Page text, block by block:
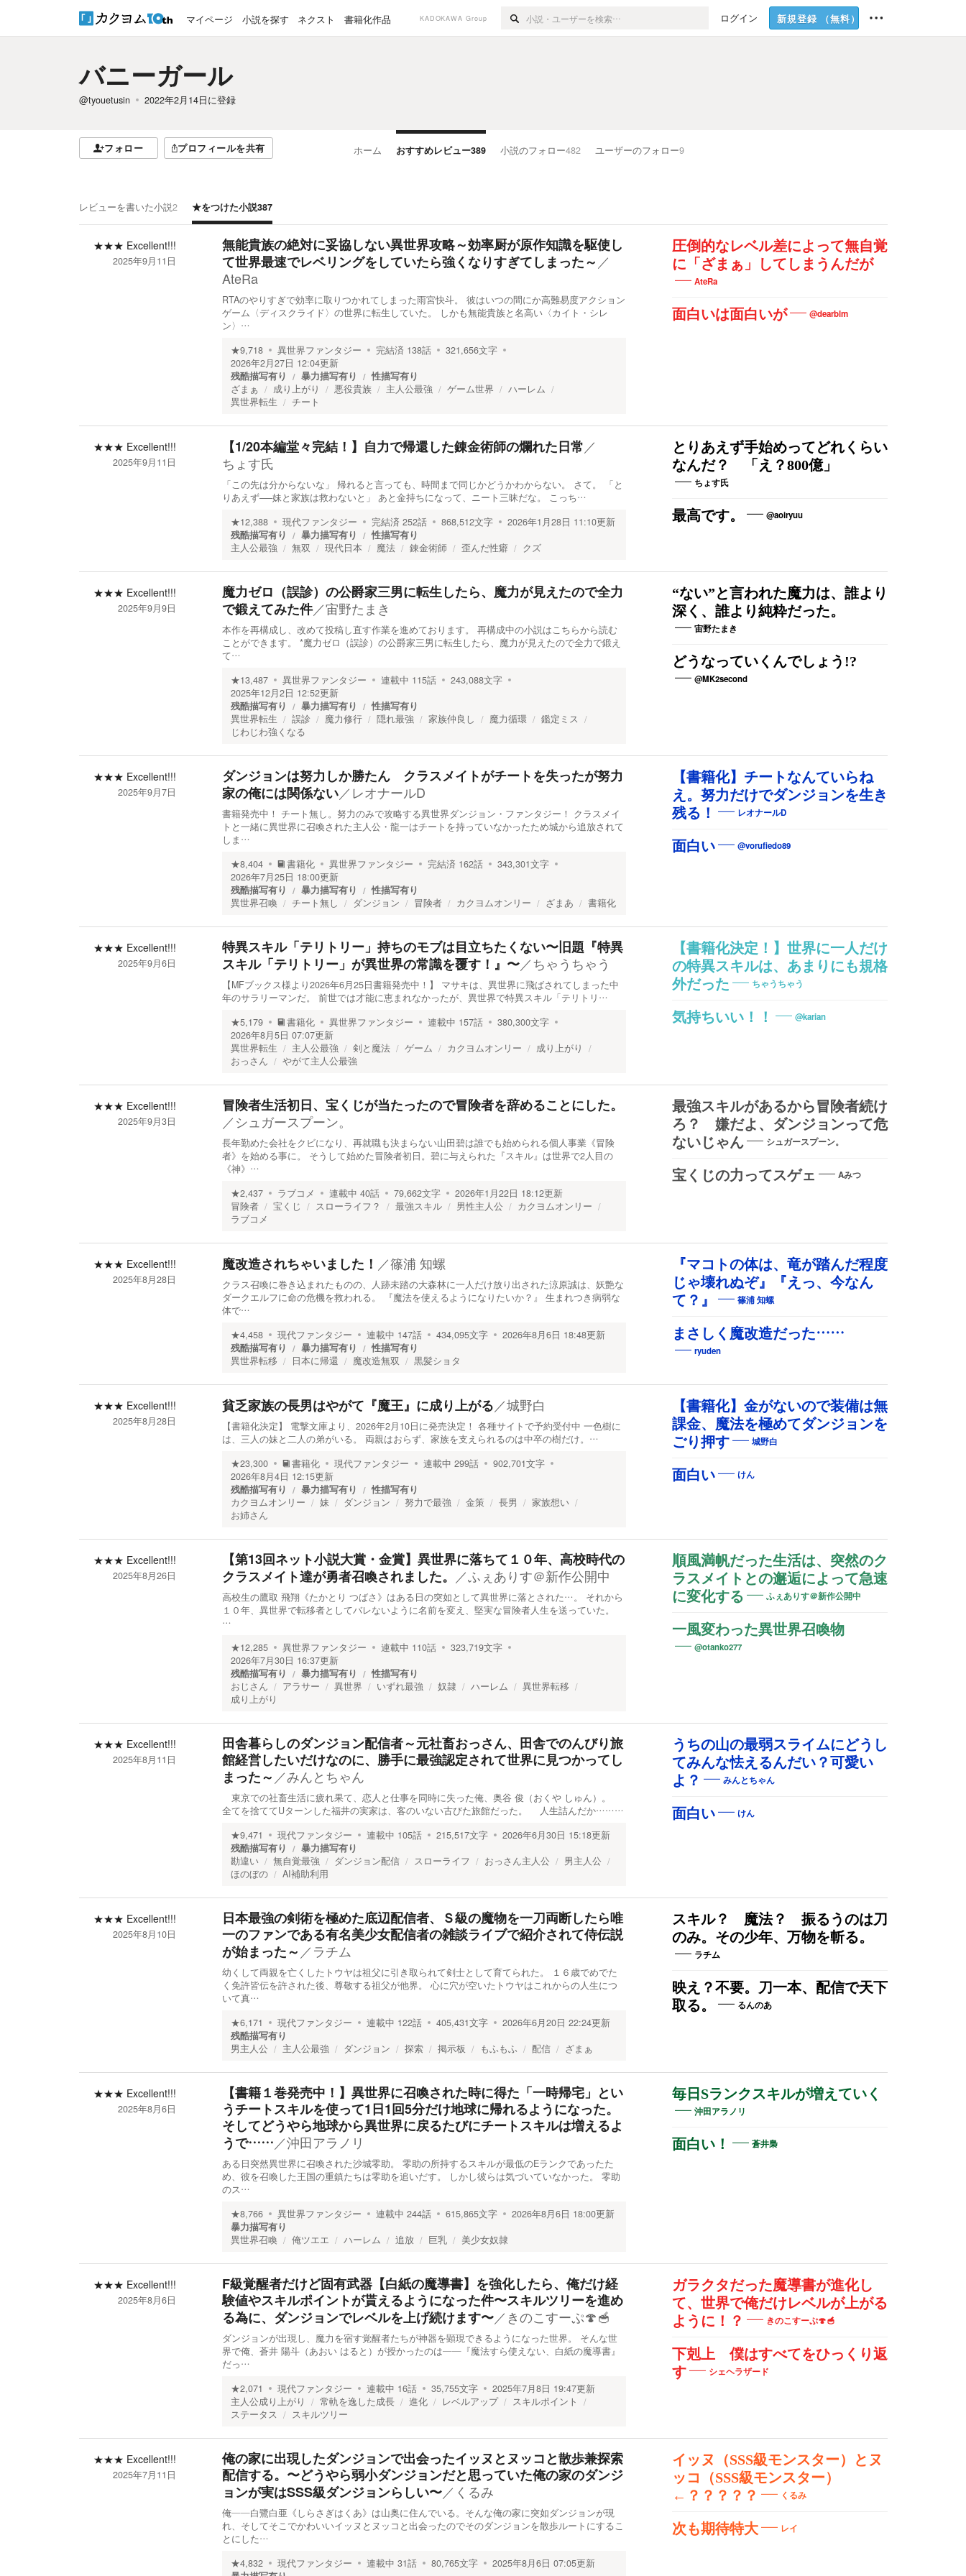
マイページ 小説を探す ネクスト 書籍化作品 KADOKAWA Group ログイン 新規登録 （無料）
バニーガール
@tyouetusin 2022年2月14日に登録
フォロー プロフィールを共有 ホーム おすすめレビュー389 小説のフォロー482 ユーザーのフォロー9
レビューを書いた小説2 ★をつけた小説387
★★★ Excellent!!!
2025年9月11日
無能貴族の絶対に妥協しない異世界攻略～効率厨が原作知識を駆使し
て世界最速でレベリングをしていたら強くなりすぎてしまった～ ／
AteRa
RTAのやりすぎで効率に取りつかれてしまった雨宮快斗。 彼はいつの間にか高難易度アクション
ゲーム〈ディスクライド〉の世界に転生していた。 しかも無能貴族と名高い〈カイト・シレ
ン〉…
★9,718 異世界ファンタジー 完結済 138話 321,656文字
2026年2月27日 12:04更新
残酷描写有り
暴力描写有り
性描写有り
ざまぁ
成り上がり 悪役貴族 主人公最強 ゲーム世界
ハーレム
異世界転生
チート
圧倒的なレベル差によって無自覚
に「ざまぁ」してしまうんだが
AteRa
面白いは面白いが @dearblm
★★★ Excellent!!!
2025年9月11日
【1/20本編堂々完結！】自力で帰還した錬金術師の爛れた日常／
ちょす氏
「この先は分からないな」 帰れると言っても、時間まで同じかどうかわからない。 さて。 「と
りあえず──妹と家族は救わないと」 あと金持ちになって、ニート三昧だな。 こっち…
★12,388 現代ファンタジー 完結済 252話 868,512文字 2026年1月28日 11:10更新
残酷描写有り
暴力描写有り
性描写有り
主人公最強
無双 現代日本 魔法 錬金術師 歪んだ性癖 クズ
とりあえず手始めってどれくらい
なんだ？ 「え？800億」
ちょす氏
最高です。 @aoiryuu
★★★ Excellent!!!
2025年9月9日
魔力ゼロ（誤診）の公爵家三男に転生したら、魔力が見えたので全力
で鍛えてみた件／宙野たまき
本作を再構成し、改めて投稿し直す作業を進めております。 再構成中の小説はこちらから読む
ことができます。 *魔力ゼロ（誤診）の公爵家三男に転生したら、魔力が見えたので全力で鍛え
て…
★13,487 異世界ファンタジー 連載中 115話 243,088文字
2025年12月2日 12:52更新
残酷描写有り
暴力描写有り
性描写有り
異世界転生
誤診 魔力修行 隠れ最強 家族仲良し 魔力循環
鑑定ミス
じわじわ強くなる
“ない”と言われた魔力は、誰より
深く、誰より純粋だった。
宙野たまき
どうなっていくんでしょう!?
@MK2second
★★★ Excellent!!!
2025年9月7日
ダンジョンは努力しか勝たん クラスメイトがチートを失ったが努力
家の俺には関係ない／レオナールD
書籍発売中！ チート無し。努力のみで攻略する異世界ダンジョン・ファンタジー！ クラスメイ
トと一緒に異世界に召喚された主人公・龍一はチートを持っていなかったため城から追放されて
しま…
★8,404 書籍化 異世界ファンタジー 完結済 162話 343,301文字
2026年7月25日 18:00更新
残酷描写有り
暴力描写有り
性描写有り
異世界召喚
チート無し ダンジョン 冒険者 カクヨムオンリー ざまあ 書籍化
【書籍化】チートなんていらね
え。努力だけでダンジョンを生き
残る！
レオナールD
面白い @vorufiedo89
★★★ Excellent!!!
2025年9月6日
特異スキル「テリトリー」持ちのモブは目立ちたくない〜旧題『特異
スキル「テリトリー」が異世界の常識を覆す！』〜／ちゃうちゃう
【MFブックス様より2026年6月25日書籍発売中！】 マサキは、異世界に飛ばされてしまった中
年のサラリーマンだ。 前世では才能に恵まれなかったが、異世界で特異スキル「テリトリ…
★5,179 書籍化 異世界ファンタジー 連載中 157話 380,300文字
2026年8月5日 07:07更新
異世界転生
主人公最強 剣と魔法 ゲーム カクヨムオンリー
成り上がり
おっさん
やがて主人公最強
【書籍化決定！】世界に一人だけ
の特異スキルは、あまりにも規格
外だった
ちゃうちゃう
気持ちいい！！ @karian
★★★ Excellent!!!
2025年9月3日
冒険者生活初日、宝くじが当たったので冒険者を辞めることにした。
／シュガースプーン。
長年勤めた会社をクビになり、再就職も決まらない山田碧は誰でも始められる個人事業《冒険
者》を始める事に。 そうして始めた冒険者初日。碧に与えられた『スキル』は世界で2人目の
《神》…
★2,437 ラブコメ 連載中 40話 79,662文字 2026年1月22日 18:12更新
冒険者
宝くじ スローライフ？ 最強スキル 男性主人公
カクヨムオンリー
ラブコメ
最強スキルがあるから冒険者続け
ろ？ 嫌だよ、ダンジョンって危
ないじゃん
シュガースプーン。
宝くじの力ってスゲェ Aみつ
★★★ Excellent!!!
2025年8月28日
魔改造されちゃいました！ ／篠浦 知螺
クラス召喚に巻き込まれたものの、人跡未踏の大森林に一人だけ放り出された涼原誠は、妖艶な
ダークエルフに命の危機を救われる。 『魔法を使えるようになりたいか？』 生まれつき病弱な
体で…
★4,458 現代ファンタジー 連載中 147話 434,095文字 2026年8月6日 18:48更新
残酷描写有り
暴力描写有り
性描写有り
異世界転移
日本に帰還 魔改造無双 黒髪ショタ
『マコトの体は、竜が踏んだ程度
じゃ壊れぬぞ』『えっ、今なん
て？』
篠浦 知螺
まさしく魔改造だった……
ryuden
★★★ Excellent!!!
2025年8月28日
貧乏家族の長男はやがて『魔王』に成り上がる／城野白
【書籍化決定】 電撃文庫より、2026年2月10日に発売決定！ 各種サイトで予約受付中 一色樹に
は、三人の妹と二人の弟がいる。 両親はおらず、家族を支えられるのは中卒の樹だけ。…
★23,300 書籍化 現代ファンタジー 連載中 299話 902,701文字
2026年8月4日 12:15更新
残酷描写有り
暴力描写有り
性描写有り
カクヨムオンリー
妹 ダンジョン 努力で最強 金策 長男
家族想い
お姉さん
【書籍化】金がないので装備は無
課金、魔法を極めてダンジョンを
ごり押す
城野白
面白い けん
★★★ Excellent!!!
2025年8月26日
【第13回ネット小説大賞・金賞】異世界に落ちて１０年、高校時代の
クラスメイト達が勇者召喚されました。 ／ふぇありす＠新作公開中
高校生の鷹取 飛翔《たかとり つばさ》はある日の突如として異世界に落とされた…。 それから
１０年、異世界で転移者としてバレないように名前を変え、堅実な冒険者人生を送っていた。
…
★12,285 異世界ファンタジー 連載中 110話 323,719文字
2026年7月30日 16:37更新
残酷描写有り
暴力描写有り
性描写有り
おじさん
アラサー 異世界 いずれ最強 奴隷 ハーレム
異世界転移
成り上がり
順風満帆だった生活は、突然のク
ラスメイトとの邂逅によって急速
に変化する
ふぇありす＠新作公開中
一風変わった異世界召喚物
@otanko277
★★★ Excellent!!!
2025年8月11日
田舎暮らしのダンジョン配信者～元社畜おっさん、田舎でのんびり旅
館経営したいだけなのに、勝手に最強認定されて世界に見つかってし
まった～ ／みんとちゃん
東京での社畜生活に疲れ果て、恋人と仕事を同時に失った俺、奥谷 俊（おくや しゅん）。
全てを捨ててUターンした福井の実家は、客のいない古びた旅館だった。 人生詰んだか………
★9,471 現代ファンタジー 連載中 105話 215,517文字 2026年6月30日 15:18更新
残酷描写有り
暴力描写有り
勘違い
無自覚最強 ダンジョン配信 スローライフ おっさん主人公
男主人公
ほのぼの
AI補助利用
うちの山の最弱スライムにどうし
てみんな怯えるんだい？可愛い
よ？
みんとちゃん
面白い けん
★★★ Excellent!!!
2025年8月10日
日本最強の剣術を極めた底辺配信者、Ｓ級の魔物を一刀両断したら唯
一のファンである有名美少女配信者の雑談ライブで紹介されて侍伝説
が始まった～ ／ラチム
幼くして両親を亡くしたトウヤは祖父に引き取られて剣士として育てられた。 １６歳でめでた
く免許皆伝を許された後、尊敬する祖父が他界。 心に穴が空いたトウヤはこれからの人生につ
いて真…
★6,171 現代ファンタジー 連載中 122話 405,431文字 2026年6月20日 22:24更新
残酷描写有り
男主人公
主人公最強 ダンジョン 探索 掲示板 もふもふ 配信 ざまぁ
スキル？ 魔法？ 振るうのは刀
のみ。その少年、万物を斬る。
ラチム
映え？不要。刀一本、配信で天下
取る。
るんのあ
★★★ Excellent!!!
2025年8月6日
【書籍１巻発売中！】異世界に召喚された時に得た「一時帰宅」とい
うチートスキルを使って1日1回5分だけ地球に帰れるようになった。
そしてどうやら地球から異世界に戻るたびにチートスキルは増えるよ
うで……／沖田アラノリ
ある日突然異世界に召喚された沙城零助。 零助の所持するスキルが最低のEランクであったた
め、彼を召喚した王国の重鎮たちは零助を追いだす。 しかし彼らは気づいていなかった。 零助
のス…
★8,766 異世界ファンタジー 連載中 244話 615,865文字 2026年8月6日 18:00更新
暴力描写有り
異世界召喚
俺ツエエ ハーレム 追放 巨乳 美少女奴隷
毎日Sランクスキルが増えていく
沖田アラノリ
面白い！ 蒼井梟
★★★ Excellent!!!
2025年8月6日
F級覚醒者だけど固有武器【白紙の魔導書】を強化したら、俺だけ経
験値やスキルポイントが貰えるようになった件〜スキルツリーを進め
る為に、ダンジョンでレベルを上げ続けます〜／ きのこすーぷ🍄🥣
ダンジョンが出現し、魔力を宿す覚醒者たちが神器を顕現できるようになった世界。 そんな世
界で俺、蒼井 陽斗（あおい はると）が授かったのは――『魔法すら使えない、白紙の魔導書』
だっ…
★2,071 現代ファンタジー 連載中 16話 35,755文字 2025年7月8日 19:47更新
主人公成り上がり
常軌を逸した成長 進化 レベルアップ
スキルポイント
ステータス
スキルツリー
ガラクタだった魔導書が進化し
て、世界で俺だけレベルが上がる
ように！？
きのこすーぷ🍄🥣
下剋上 僕はすべてをひっくり返
す
シェヘラザード
★★★ Excellent!!!
2025年7月11日
俺の家に出現したダンジョンで出会ったイッヌとヌッコと散歩兼探索
配信する。〜どうやら弱小ダンジョンだと思っていた俺の家のダンジ
ョンが実はSSS級ダンジョンらしい〜／ くるみ
俺――白鷺白亜《しらさぎはくあ》は山奥に住んでいる。そんな俺の家に突如ダンジョンが現
れ、そしてそこでかわいいイッヌとヌッコと出会ったのでそのダンジョンを散歩ルートにするこ
とにした…
★4,832 現代ファンタジー 連載中 31話 80,765文字 2025年8月6日 07:05更新
イッヌ（SSS級モンスター）とヌ
ッコ（SSS級モンスター）
←？？？？？
くるみ
次も期待特大 レイ